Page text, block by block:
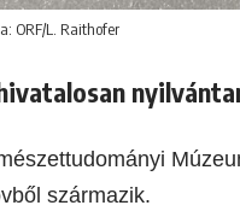
ORF/L. Raithofer
származik.